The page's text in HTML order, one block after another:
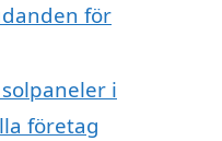
för
i
företag